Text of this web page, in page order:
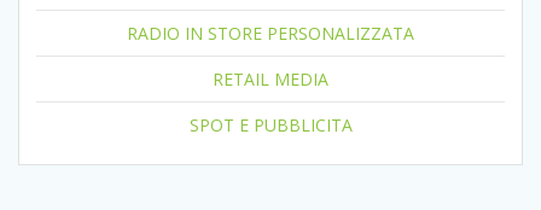
RADIO IN STORE PERSONALIZZATA
RETAIL MEDIA
SPOT E PUBBLICITA